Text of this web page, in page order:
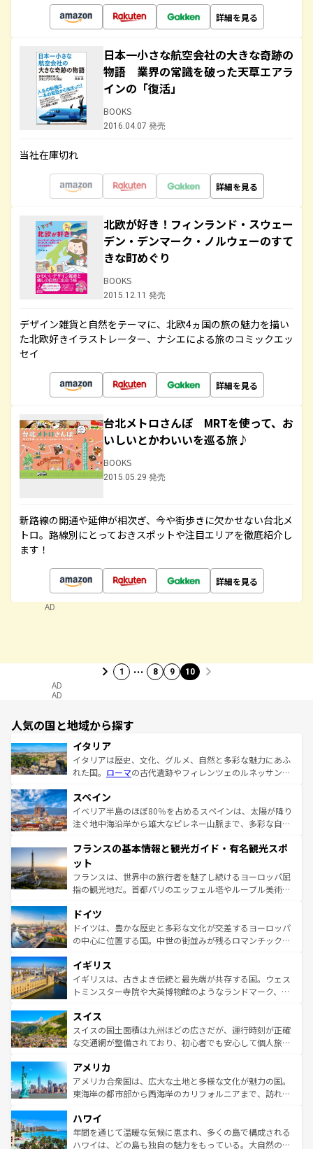
詳細を見る
日本一小さな航空会社の大きな奇跡の
物語 業界の常識を破った天草エアラ
インの「復活」
BOOKS
2016.04.07 発売
当社在庫切れ
詳細を見る
北欧が好き！フィンランド・スウェー
デン・デンマーク・ノルウェーのすて
きな町めぐり
BOOKS
2015.12.11 発売
デザイン雑貨と自然をテーマに、北欧4ヵ国の旅の魅力を描い
た北欧好きイラストレーター、ナシエによる旅のコミックエッ
セイ
詳細を見る
台北メトロさんぽ MRTを使って、お
いしいとかわいいを巡る旅♪
BOOKS
2015.05.29 発売
新路線の開通や延伸が相次ぎ、今や街歩きに欠かせない台北メ
トロ。路線別にとっておきスポットや注目エリアを徹底紹介し
ます！
詳細を見る
AD
1 … 8 9 10
AD
AD
人気の国と地域から探す
イタリア
イタリアは歴史、文化、グルメ、自然と多彩な魅力にあふ
れた国。 ローマの古代遺跡やフィレンツェのルネッサンス
ろん、トスカーナの美しい田園風景やアマルフィ海岸の絶
景など、自然景観も見逃せない。観光の合間には、本場の
ピザやパスタなど、絶品のイタリア料理を堪能することも
ませてくれるイタリアで、忘れられない旅をしてみよう！
なお、新着のイタリア情報は
しい。
スペイン
イベリア半島のほぼ80％を占めるスペインは、太陽が降り
注ぐ地中海沿岸から雄大なピレネー山脈まで、多彩な自然
文化が根付くこの国では、情熱的なフラメンコ、熱気あふ
れる闘牛、そして美味しいタパスが生活の一部となってい
る。首都マドリードの洗練された雰囲気や、バルセロナの
アートに溢れた街角から、地方では古代ローマ遺跡や中世
せる。地方によって風土や気候が異なるスペインはその個
性で訪れる人を魅了する。 なお、新着のスペイン情報は コ
ンテンツ一覧を参照してほしい。
フランスの基本情報と観光ガイド・有名観光スポ
ット
フランスは、世界中の旅行者を魅了し続けるヨーロッパ屈
指の観光地だ。首都パリのエッフェル塔やルーブル美術館
で、幅広い魅力が詰まっている。華麗な宮殿、歴史的な大
聖堂、美しいビーチ、そして豊かな自然が、訪れる者を心
から魅了する。また、フランスは美食の国としても知ら
いる。シャンパンの発祥地であるランス、プロヴァンスの
香り高いラベンダー畑など、多彩な楽しみ方が可能だ。さ
らに、パリ以外の地域にも魅力が溢れており、どの街角に
れる地方に足を運ぶとそれぞれで全く異なる文化を体験で
きるだろう。 なお、新着のフランス情報はコンテンツ一覧
を参照してほしい。
ドイツ
ドイツは、豊かな歴史と多彩な文化が交差するヨーロッパ
の中心に位置する国。中世の街並みが残るロマンチック街
顔を持つこの国は、どこを歩いても飽きることがない。ベ
ルリンの文化的活気、バイエルン州のアルプスの絶景、そ
してライン川沿いのワイン畑といった風景は必見。ビール
は、お酒好きな人にはぜひ体験してほしい。 なお、新着の
ドイツ情報はコンテンツ一覧を参照してほしい。
イギリス
イギリスは、古きよき伝統と最先端が共存する国。ウェス
トミンスター寺院や大英博物館のようなランドマーク、歴
リアごとに異なる魅力がある。また、優雅なアフタヌーン
ティー、ビール好きにはたまらない英国パブ、サッカー観
戦など、本場だからこそできる体験も豊富。イギリスを旅
ンツ一覧を参照してほしい。
スイス
スイスの国土面積は九州ほどの広さだが、運行時刻が正確
な交通網が整備されており、初心者でも安心して個人旅行
の建物がそのまま残る町や、スイスならではのユニークな
博物館もあり、アルプス観光だけでなく町歩きも満喫する
ことができる。国民の所得が高いため物価も高いが、旅行
ば市内交通費無料で観光を楽しむこともできる。 なお、新
着のスイス情報はコンテンツ一覧 を参照してほしい。
アメリカ
アメリカ合衆国は、広大な土地と多様な文化が魅力の国。
東海岸の都市部から西海岸のカリフォルニアまで、訪れる
のような巨大都市は、観光、ショッピング、エンターテイ
ンメントが詰まった刺激的なスポットだ。一方、アメリカ
西部には大自然が広がり、グランドキャニオンやイエロー
ハワイ
年間を通じて温暖な気候に恵まれ、多くの島で構成される
ハワイは、どの島も独自の魅力をもっている。大自然の神